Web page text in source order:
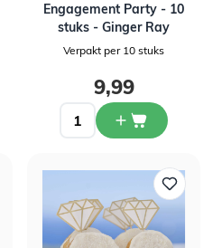
Engagement Party - 10
stuks - Ginger Ray
Verpakt per 10 stuks
9,99